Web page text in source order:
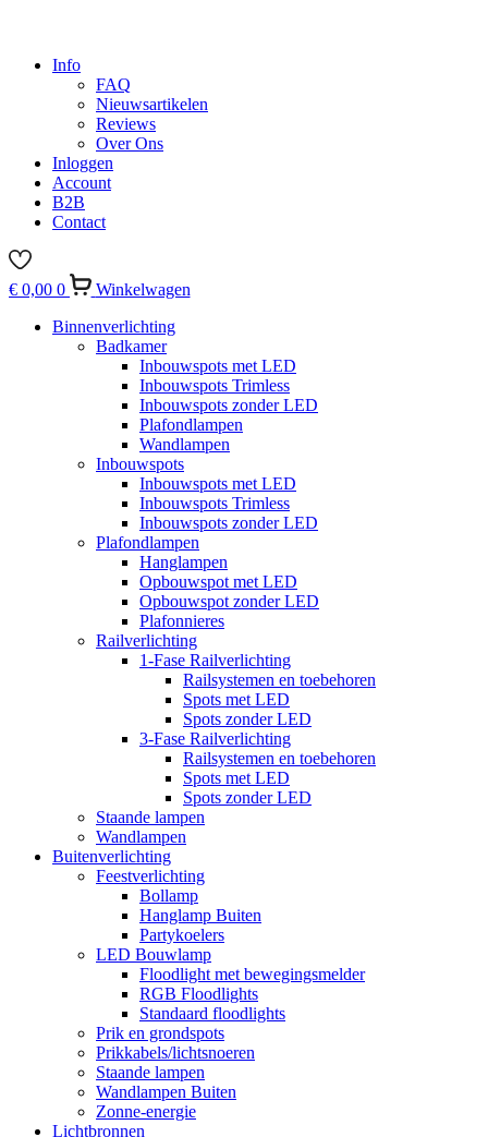
Info
FAQ
Nieuwsartikelen
Reviews
Over Ons
Inloggen
Account
B2B
Contact
€ 0,00 0
Winkelwagen
Binnenverlichting
Badkamer
Inbouwspots met LED
Inbouwspots Trimless
Inbouwspots zonder LED
Plafondlampen
Wandlampen
Inbouwspots
Inbouwspots met LED
Inbouwspots Trimless
Inbouwspots zonder LED
Plafondlampen
Hanglampen
Opbouwspot met LED
Opbouwspot zonder LED
Plafonnieres
Railverlichting
1-Fase Railverlichting
Railsystemen en toebehoren
Spots met LED
Spots zonder LED
3-Fase Railverlichting
Railsystemen en toebehoren
Spots met LED
Spots zonder LED
Staande lampen
Wandlampen
Buitenverlichting
Feestverlichting
Bollamp
Hanglamp Buiten
Partykoelers
LED Bouwlamp
Floodlight met bewegingsmelder
RGB Floodlights
Standaard floodlights
Prik en grondspots
Prikkabels/lichtsnoeren
Staande lampen
Wandlampen Buiten
Zonne-energie
Lichtbronnen